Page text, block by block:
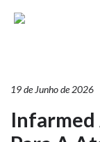
19 de Junho de 2026